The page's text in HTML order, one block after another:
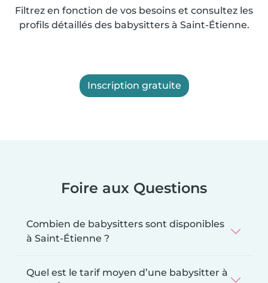
Filtrez en fonction de vos besoins et consultez les
profils détaillés des babysitters à Saint-Étienne.
Inscription gratuite
Foire aux Questions
Combien de babysitters sont disponibles
à Saint-Étienne ?
Quel est le tarif moyen d’une babysitter à